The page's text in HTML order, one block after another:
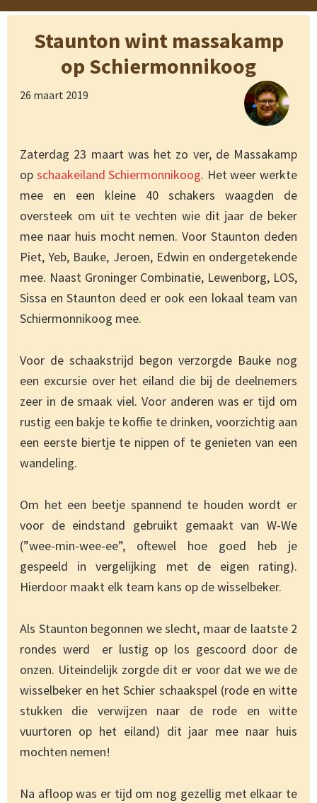
Staunton wint massakamp
op Schiermonnikoog
26 maart 2019
Zaterdag 23 maart was het zo ver, de Massakamp
op schaakeiland Schiermonnikoog. Het weer werkte
mee en een kleine 40 schakers waagden de
oversteek om uit te vechten wie dit jaar de beker
mee naar huis mocht nemen. Voor Staunton deden
Piet, Yeb, Bauke, Jeroen, Edwin en ondergetekende
mee. Naast Groninger Combinatie, Lewenborg, LOS,
Sissa en Staunton deed er ook een lokaal team van
Schiermonnikoog mee.
Voor de schaakstrijd begon verzorgde Bauke nog
een excursie over het eiland die bij de deelnemers
zeer in de smaak viel. Voor anderen was er tijd om
rustig een bakje te koffie te drinken, voorzichtig aan
een eerste biertje te nippen of te genieten van een
wandeling.
Om het een beetje spannend te houden wordt er
voor de eindstand gebruikt gemaakt van W-We
(”wee-min-wee-ee”, oftewel hoe goed heb je
gespeeld in vergelijking met de eigen rating).
Hierdoor maakt elk team kans op de wisselbeker.
Als Staunton begonnen we slecht, maar de laatste 2
rondes werd er lustig op los gescoord door de
onzen. Uiteindelijk zorgde dit er voor dat we we de
wisselbeker en het Schier schaakspel (rode en witte
stukken die verwijzen naar de rode en witte
vuurtoren op het eiland) dit jaar mee naar huis
mochten nemen!
Na afloop was er tijd om nog gezellig met elkaar te